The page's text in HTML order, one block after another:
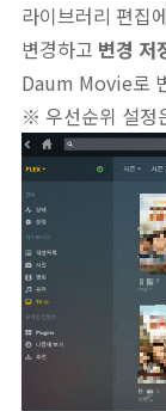
라이브러리 편집
변경하고 변경 저
Daum Movie로
※ 우선순위 설정